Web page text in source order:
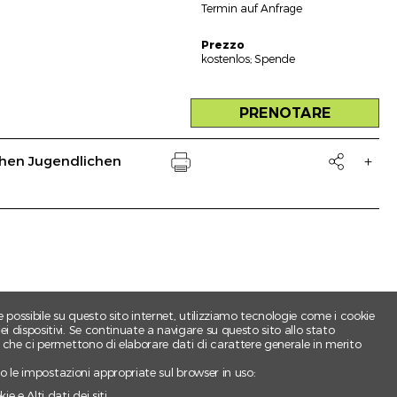
Termin auf Anfrage
Prezzo
kostenlos; Spende
PRENOTARE
Jugendlichen 
possibile su questo sito internet, utilizziamo tecnologie come i cookie
dispositivi. Se continuate a navigare su questo sito allo stato
ci permettono di elaborare dati di carattere generale in merito
le impostazioni appropriate sul browser in uso: